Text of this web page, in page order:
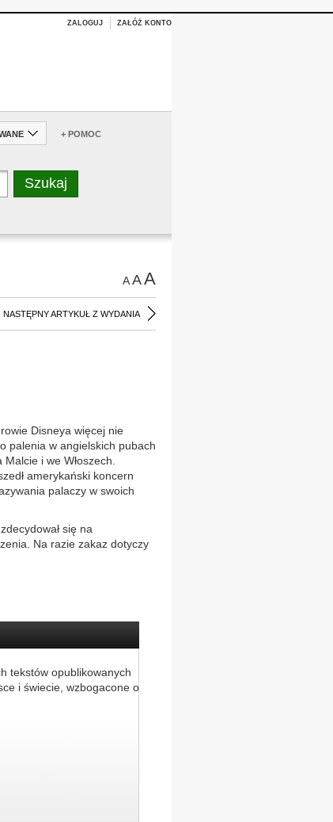
ZALOGUJ ZAŁÓŻ KONTO
+ POMOC
AAA
NASTĘPNY ARTYKUŁ Z WYDANIA
Disneya więcej nie
palenia w angielskich pubach
i we Włoszech.
amerykański koncern
palaczy w swoich
się na
Na razie zakaz dotyczy
tekstów opublikowanych
i świecie, wzbogacone o